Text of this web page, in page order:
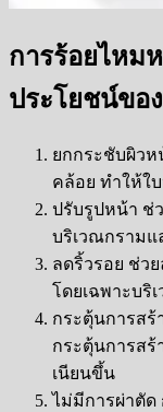
การร้อยไหม
ประโยชน์ขอ
ยกกระชับผิว
คล้อย ทำให้ใ
ปรับรูปหน้า ช่
บริเวณกรามแ
ลดริ้วรอย ช่ว
โดยเฉพาะบริ
กระตุ้นการสร้
กระตุ้นการสร้
เนียนขึ้น
ไม่มีการผ่าตัด